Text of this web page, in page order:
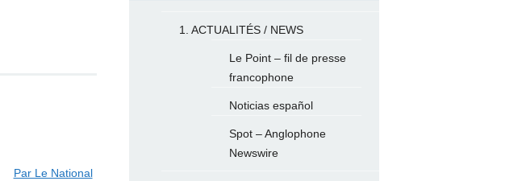
Par Le National
1. ACTUALITÉS / NEWS
Le Point – fil de presse
francophone
Noticias español
Spot – Anglophone
Newswire